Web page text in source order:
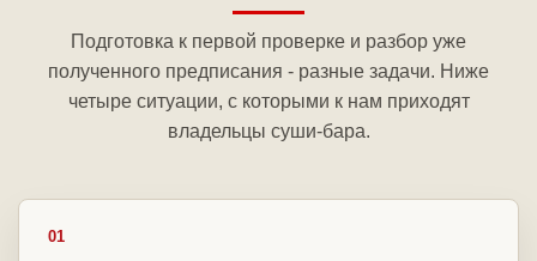
Подготовка к первой проверке и разбор уже
полученного предписания - разные задачи. Ниже
четыре ситуации, с которыми к нам приходят
владельцы суши-бара.
01